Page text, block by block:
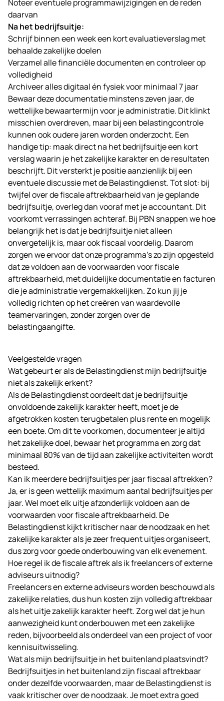
Noteer eventuele programmawijzigingen en de reden
daarvan
Na het bedrijfsuitje:
Schrijf binnen een week een kort evaluatieverslag met
behaalde zakelijke doelen
Verzamel alle financiële documenten en controleer op
volledigheid
Archiveer alles digitaal én fysiek voor minimaal 7 jaar
Bewaar deze documentatie minstens zeven jaar, de
wettelijke bewaartermijn voor je administratie. Dit klinkt
misschien overdreven, maar bij een belastingcontrole
kunnen ook oudere jaren worden onderzocht. Een
handige tip: maak direct na het bedrijfsuitje een kort
verslag waarin je het zakelijke karakter en de resultaten
beschrijft. Dit versterkt je positie aanzienlijk bij een
eventuele discussie met de Belastingdienst. Tot slot: bij
twijfel over de fiscale aftrekbaarheid van je geplande
bedrijfsuitje, overleg dan vooraf met je accountant. Dit
voorkomt verrassingen achteraf. Bij PBN snappen we hoe
belangrijk het is dat je bedrijfsuitje niet alleen
onvergetelijk is, maar ook fiscaal voordelig. Daarom
zorgen we ervoor dat onze programma’s zo zijn opgesteld
dat ze voldoen aan de voorwaarden voor fiscale
aftrekbaarheid, met duidelijke documentatie en facturen
die je administratie vergemakkelijken. Zo kun jij je
volledig richten op het creëren van waardevolle
teamervaringen, zonder zorgen over de
belastingaangifte.
Veelgestelde vragen
Wat gebeurt er als de Belastingdienst mijn bedrijfsuitje
niet als zakelijk erkent?
Als de Belastingdienst oordeelt dat je bedrijfsuitje
onvoldoende zakelijk karakter heeft, moet je de
afgetrokken kosten terugbetalen plus rente en mogelijk
een boete. Om dit te voorkomen, documenteer je altijd
het zakelijke doel, bewaar het programma en zorg dat
minimaal 80% van de tijd aan zakelijke activiteiten wordt
besteed.
Kan ik meerdere bedrijfsuitjes per jaar fiscaal aftrekken?
Ja, er is geen wettelijk maximum aantal bedrijfsuitjes per
jaar. Wel moet elk uitje afzonderlijk voldoen aan de
voorwaarden voor fiscale aftrekbaarheid. De
Belastingdienst kijkt kritischer naar de noodzaak en het
zakelijke karakter als je zeer frequent uitjes organiseert,
dus zorg voor goede onderbouwing van elk evenement.
Hoe regel ik de fiscale aftrek als ik freelancers of externe
adviseurs uitnodig?
Freelancers en externe adviseurs worden beschouwd als
zakelijke relaties, dus hun kosten zijn volledig aftrekbaar
als het uitje zakelijk karakter heeft. Zorg wel dat je hun
aanwezigheid kunt onderbouwen met een zakelijke
reden, bijvoorbeeld als onderdeel van een project of voor
kennisuitwisseling.
Wat als mijn bedrijfsuitje in het buitenland plaatsvindt?
Bedrijfsuitjes in het buitenland zijn fiscaal aftrekbaar
onder dezelfde voorwaarden, maar de Belastingdienst is
vaak kritischer over de noodzaak. Je moet extra goed